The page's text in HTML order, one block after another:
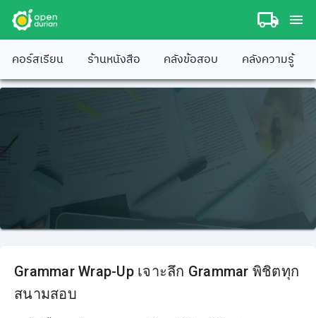
คอร์สเรียน ร้านหนังสือ คลังข้อสอบ คลังความรู้
Grammar Wrap-Up เจาะลึก Grammar พิชิตทุก
สนามสอบ